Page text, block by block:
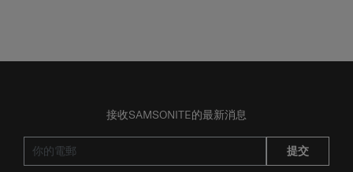
提交